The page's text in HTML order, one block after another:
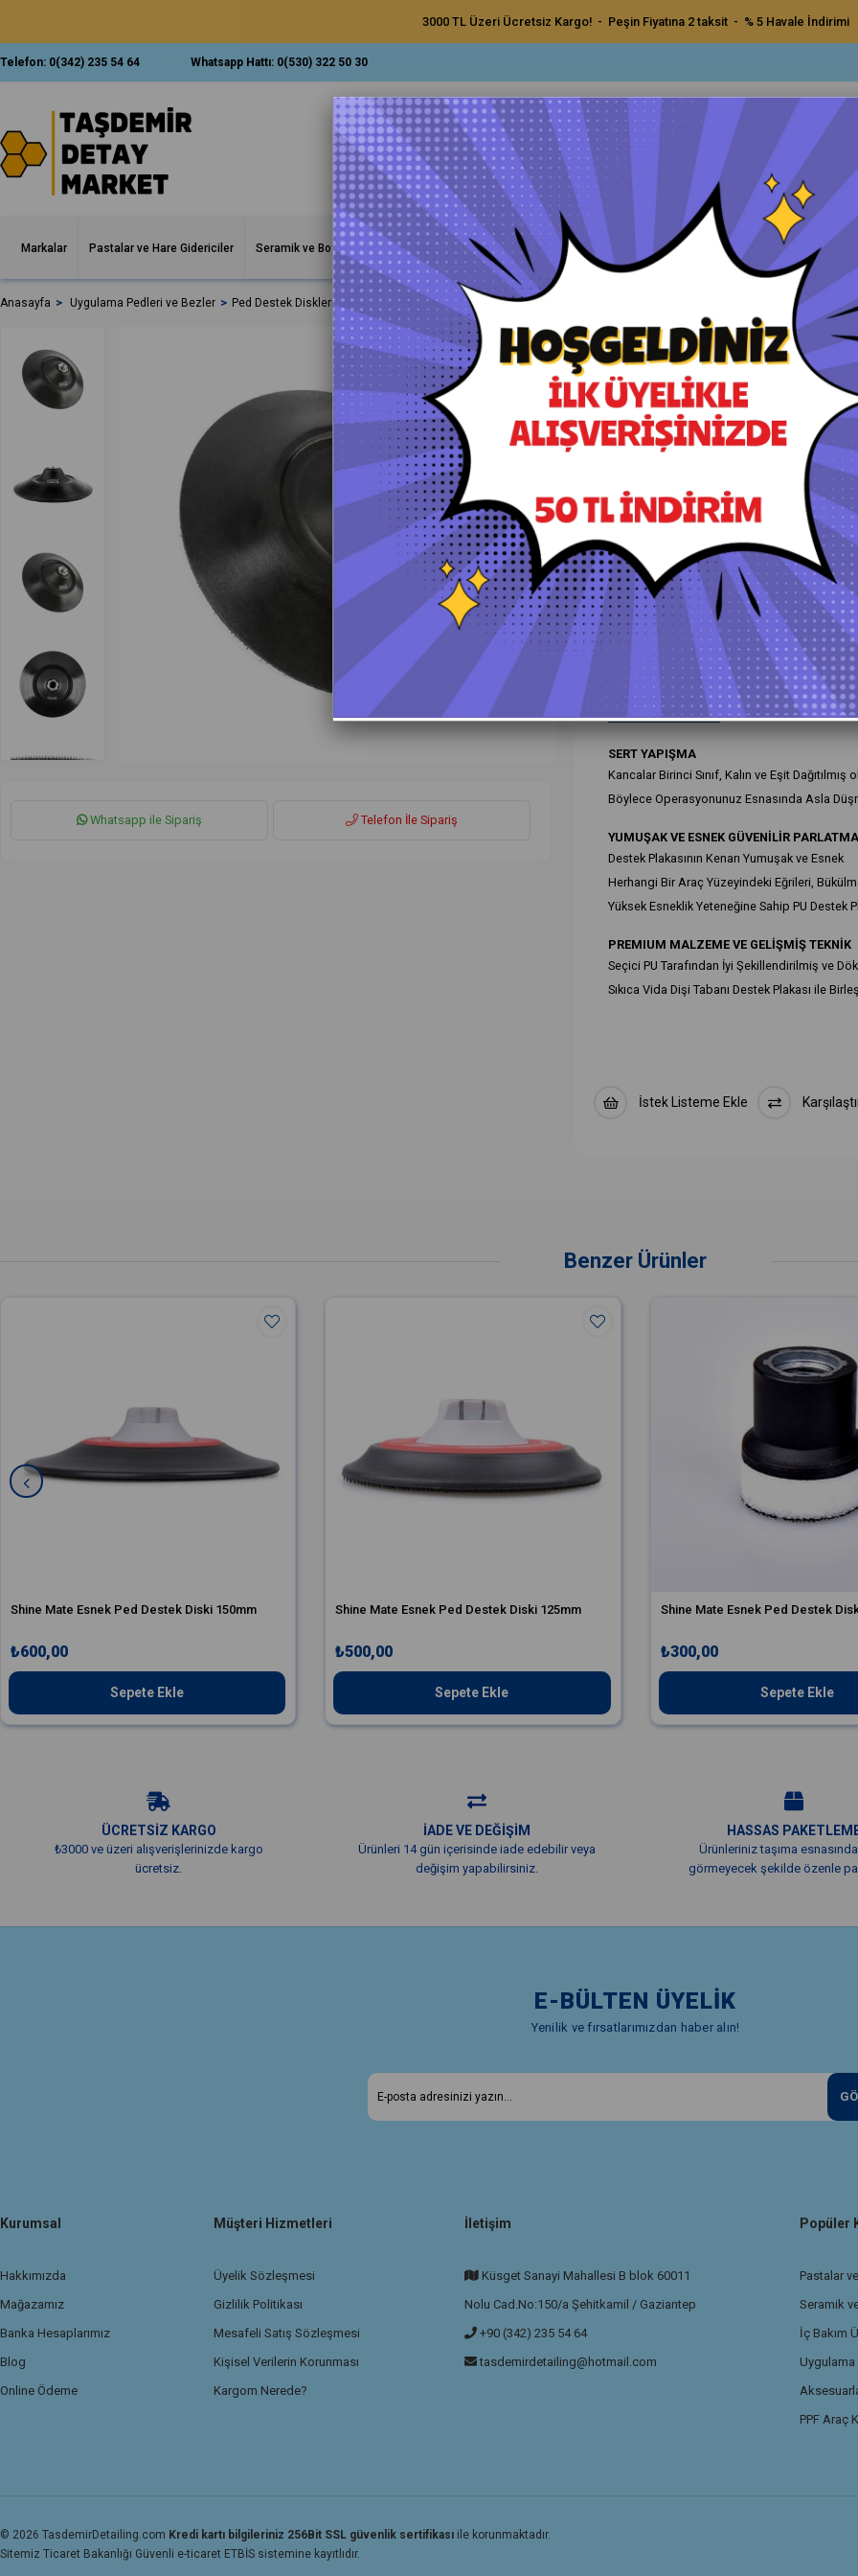
3000 TL Üzeri Ücretsiz Kargo! - Peşin Fiyatına 2 taksit - % 5 Havale İndirimi
Telefon: 0(342) 235 54 64 Whatsapp Hattı: 0(530) 322 50 30
Markalar Pastalar ve Hare Gidericiler Seramik ve Boya Korumalar İç Bakım Ürünleri Dış Bakım Ürünleri Uygulama Pedleri ve Bezler
Anasayfa Uygulama Pedleri ve Bezler Ped Destek Diskleri Tabanlar SGCB Esnek Ped Destek Diski 150 mm
›
Whatsapp ile Sipariş Telefon İle Sipariş
SGCB Esnek Ped Destek Diski
Orijinal Ürün - Yetkili Satıcı - Hızlı Kargo
₺600,00
Havale ile Ödeme
₺570,00
Daha Fazla Ped Destek Diskleri Tabanlar
Ürün Özellikleri Yorumlar(0)
SERT YAPIŞMA
Kancalar Birinci Sınıf, Kalın ve Eşit
Böylece Operasyonunuz Esnasında Asla
YUMUŞAK VE ESNEK GÜVENİLİR
Destek Plakasının Kenarı Yumuşak ve Esnek
Herhangi Bir Araç Yüzeyindeki Eğrileri,
Yüksek Esneklik Yeteneğine Sahip PU Destek
PREMIUM MALZEME VE GELİŞMİŞ TEKNİK
Seçici PU Tarafından İyi Şekillendirilmiş ve
Sıkıca Vida Dişi Tabanı Destek Plakası ile
Tasarımcılarımız Alt Kancaları Eşit Şekilde
Veya Mobilya ve Kişisel Dekorasyon vb.
İstek Listeme Ekle
Benzer Ürünler
Shine Mate Esnek Ped Destek Diski 150mm
₺600,00
Sepete Ekle
Shine Mate Esnek Ped Destek Diski 125mm
₺500,00
Sepete Ekle
Shine Mate Esnek Ped Destek
₺300,00
Sepete Ekle
ÜCRETSİZ KARGO
₺3000 ve üzeri alışverişlerinizde kargo
ücretsiz.
İADE VE DEĞİŞİM
Ürünleri 14 gün içerisinde iade edebilir veya
değişim yapabilirsiniz.
HASSAS
Ürünleriniz taşıma
görmeyecek şekilde özenle
E-BÜLTEN ÜYELİK
Yenilik ve fırsatlarımızdan haber alın!
Kurumsal
Hakkımızda
Mağazamız
Banka Hesaplarımız
Blog
Online Ödeme
Müşteri Hizmetleri
Üyelik Sözleşmesi
Gizlilik Politikası
Mesafeli Satış Sözleşmesi
Kişisel Verilerin Korunması
Kargom Nerede?
İletişim
Küsget Sanayi Mahallesi B blok 60011
Nolu Cad.No:150/a Şehitkamil / Gaziantep
+90 (342) 235 54 64
tasdemirdetailing@hotmail.com
Popüler
Pastalar
Seramik
İç Bakım
Uygulama
PPF Araç
© 2026 TasdemirDetailing.com Kredi kartı bilgileriniz 256Bit SSL güvenlik sertifikası ile korunmaktadır.
Sitemiz Ticaret Bakanlığı Güvenli e-ticaret ETBİS sistemine kayıtlıdır.